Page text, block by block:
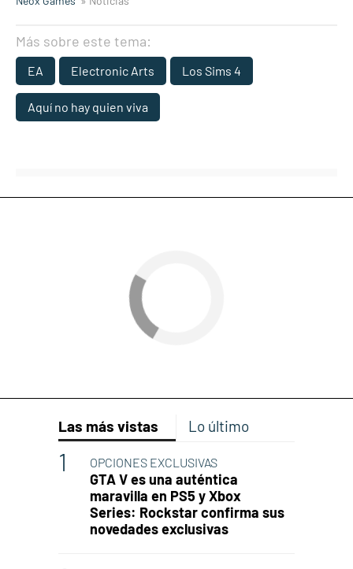
Más sobre este tema:
EA Electronic Arts Los Sims 4
Aquí no hay quien viva
Las más vistas Lo último
OPCIONES EXCLUSIVAS
GTA V es una auténtica
maravilla en PS5 y Xbox
Series: Rockstar confirma sus
novedades exclusivas